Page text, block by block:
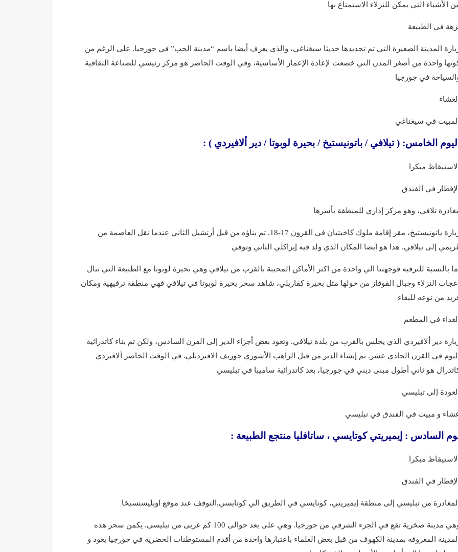
الأشياء التي يمكن للنزلاء الاستمتاع بها
في الطبيعة
المدينة الصغيرة التي تم تجديدها حديثا سيغناغي، والذي يعرف أيضا باسم “مدينة الحب” في جورجيا. على الرغم من
واحدة من أصغر المدن التي خضعت لإعادة الإعمار الأساسية، وفي الوقت الحاضر هو مركز رئيسي للصناعة الثقافية
في جورجيا
العشاء
المبيت في سيغناغي
: اليوم الخامس: ( تيلافي / باتونيستيخ / بحيرة لوبوتا / دير ألافيردي )
الاستيقاظ مبكرا
الإفطار في الفندق
تلافي، وهو مركز إداري للمنطقة بأسرها
زيارة باتونيستيخ، مقر إقامة ملوك كاخيتيان في القرون 17-18. تم بناؤه من قبل أرتشيل الثاني عندما نقل العاصمة من
إلى تيلافي. هذا هو أيضا المكان الذي ولد فيه إيراكلي الثاني وتوفي
أما بالنسبة للترفيه فوجهتنا الي واحدة من اكثر الأماكن المحببة بالقرب من تيلافي وهي بحيرة لوبوتا مع الطبيعة التي تنال
إعجاب النزلاء وجبال القوقاز من حولها مثل بحيرة كفاريلي، شاهد سحر بحيرة لوبوتا في تيلافي فهي منطقة ترفيهية ومكان
من نوعه للبقاء
الغداء في المطعم
دير ألافيردي الذي يجلس بالقرب من بلدة تيلافي. وتعود بعض أجزاء الدير إلى القرن السادس، ولكن تم بناء كاتدرائية
اليوم في القرن الحادي عشر. تم إنشاء الدير من قبل الراهب الأشوري جوزيف الافيرديلي. في الوقت الحاضر ألافيردي
هو ثاني أطول مبنى ديني في جورجيا، بعد كاتدرائية ساميبا في تبليسي
العودة إلى تبليسي
و مبيت في الفندق في تبليسي
يوم السادس : إيميريتي كوتايسي ، ساتافليا منتجع الطبيعة
الاستيقاظ مبكرا
الإفطار في الفندق
المغادرة من تبليسي إلى منطقة إيميريتي، كوتايسي في الطريق الي كوتايسي,التوقف عند موقع اوبليستسيخا
المدينة المعروفه بمدينة الكهوف من قبل بعض العلماء باعتبارها واحدة من أقدم المستوطنات الحضرية في جورجيا يعود و